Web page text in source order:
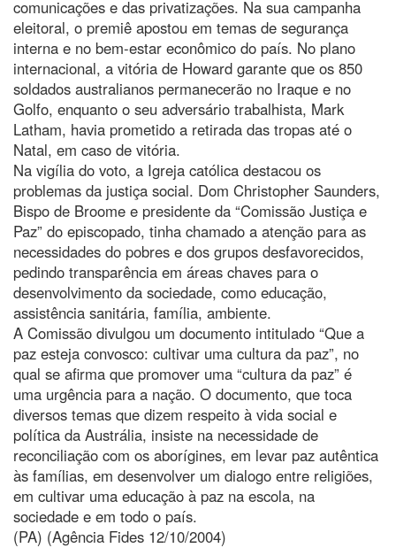
comunicações e das privatizações. Na sua campanha
eleitoral, o premiê apostou em temas de segurança
interna e no bem-estar econômico do país. No plano
internacional, a vitória de Howard garante que os 850
soldados australianos permanecerão no Iraque e no
Golfo, enquanto o seu adversário trabalhista, Mark
Latham, havia prometido a retirada das tropas até o
Natal, em caso de vitória.
Na vigília do voto, a Igreja católica destacou os
problemas da justiça social. Dom Christopher Saunders,
Bispo de Broome e presidente da “Comissão Justiça e
Paz” do episcopado, tinha chamado a atenção para as
necessidades do pobres e dos grupos desfavorecidos,
pedindo transparência em áreas chaves para o
desenvolvimento da sociedade, como educação,
assistência sanitária, família, ambiente.
A Comissão divulgou um documento intitulado “Que a
paz esteja convosco: cultivar uma cultura da paz”, no
qual se afirma que promover uma “cultura da paz” é
uma urgência para a nação. O documento, que toca
diversos temas que dizem respeito à vida social e
política da Austrália, insiste na necessidade de
reconciliação com os aborígines, em levar paz autêntica
às famílias, em desenvolver um dialogo entre religiões,
em cultivar uma educação à paz na escola, na
sociedade e em todo o país.
(PA) (Agência Fides 12/10/2004)